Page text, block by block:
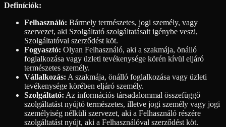
Definíciók:
Felhasználó: Bármely természetes, jogi személy, vagy
szervezet, aki Szolgáltató szolgáltatásait igénybe veszi,
Szolgáltatóval szerződést köt.
Fogyasztó: Olyan Felhasználó, aki a szakmája, önálló
foglalkozása vagy üzleti tevékenysége körén kívül eljáró
természetes személy.
Vállalkozás: A szakmája, önálló foglalkozása vagy üzleti
tevékenysége körében eljáró személy.
Szolgáltató: Az információs társadalommal összefüggő
szolgáltatást nyújtó természetes, illetve jogi személy vagy jogi
személyiség nélküli szervezet, aki a Felhasználó részére
szolgáltatást nyújt, aki a Felhasználóval szerződést köt.